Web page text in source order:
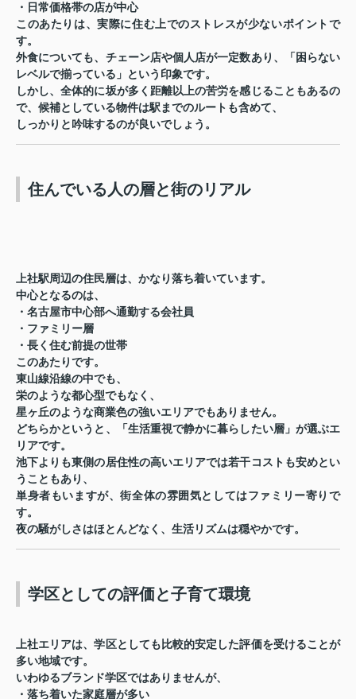
・日常価格帯の店が中心
このあたりは、実際に住む上でのストレスが少ないポイントで
す。
外食についても、チェーン店や個人店が一定数あり、「困らない
レベルで揃っている」という印象です。
しかし、全体的に坂が多く距離以上の苦労を感じることもあるの
で、候補としている物件は駅までのルートも含めて、
しっかりと吟味するのが良いでしょう。
住んでいる人の層と街のリアル
上社駅周辺の住民層は、かなり落ち着いています。
中心となるのは、
・名古屋市中心部へ通勤する会社員
・ファミリー層
・長く住む前提の世帯
このあたりです。
東山線沿線の中でも、
栄のような都心型でもなく、
星ヶ丘のような商業色の強いエリアでもありません。
どちらかというと、「生活重視で静かに暮らしたい層」が選ぶエ
リアです。
池下よりも東側の居住性の高いエリアでは若干コストも安めとい
うこともあり、
単身者もいますが、街全体の雰囲気としてはファミリー寄りで
す。
夜の騒がしさはほとんどなく、生活リズムは穏やかです。
学区としての評価と子育て環境
上社エリアは、学区としても比較的安定した評価を受けることが
多い地域です。
いわゆるブランド学区ではありませんが、
・落ち着いた家庭層が多い